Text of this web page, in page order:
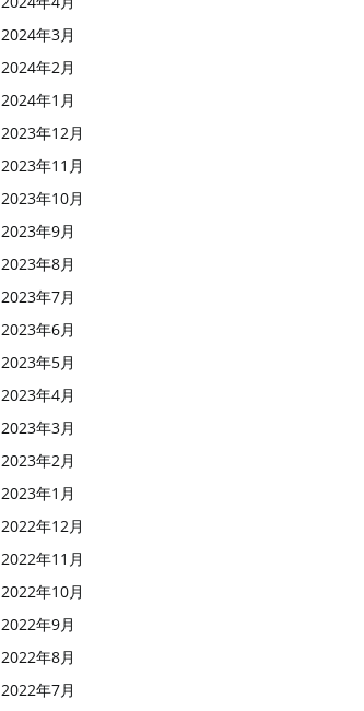
2024年3月
2024年2月
2024年1月
2023年12月
2023年11月
2023年10月
2023年9月
2023年8月
2023年7月
2023年6月
2023年5月
2023年4月
2023年3月
2023年2月
2023年1月
2022年12月
2022年11月
2022年10月
2022年9月
2022年8月
2022年7月